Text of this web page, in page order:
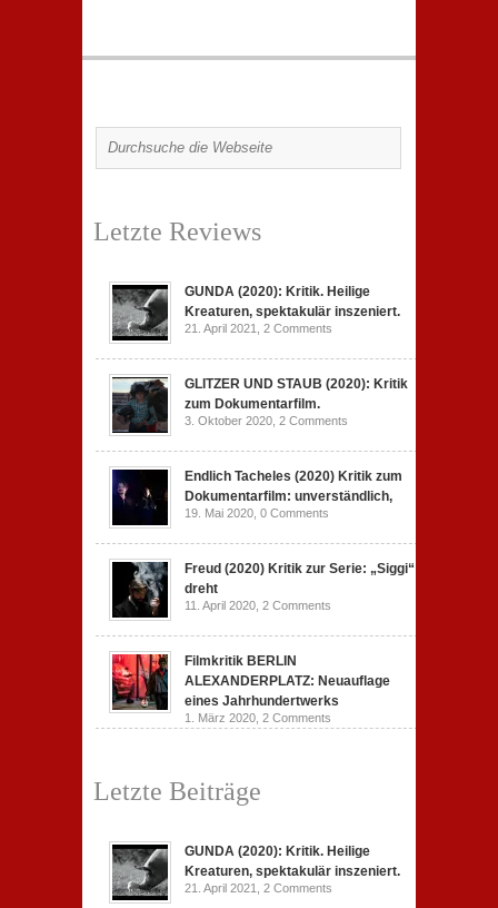
Letzte Reviews
GUNDA (2020): Kritik. Heilige
Kreaturen, spektakulär inszeniert.
21. April 2021, 2 Comments
GLITZER UND STAUB (2020): Kritik
zum Dokumentarfilm.
3. Oktober 2020, 2 Comments
Endlich Tacheles (2020) Kritik zum
Dokumentarfilm: unverständlich,
19. Mai 2020, 0 Comments
Freud (2020) Kritik zur Serie: „Siggi“
dreht
11. April 2020, 2 Comments
Filmkritik BERLIN
ALEXANDERPLATZ: Neuauflage
eines Jahrhundertwerks
1. März 2020, 2 Comments
Letzte Beiträge
GUNDA (2020): Kritik. Heilige
Kreaturen, spektakulär inszeniert.
21. April 2021, 2 Comments